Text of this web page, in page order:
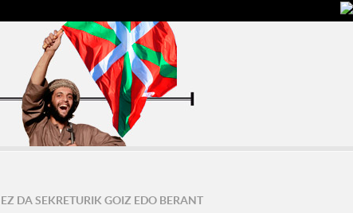
EZ DA SEKRETURIK GOIZ EDO BERANT